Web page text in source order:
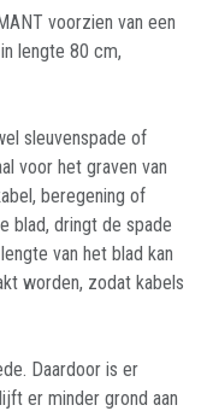
voorzien van een
lengte 80 cm,
sleuvenspade of
voor het graven van
beregening of
blad, dringt de spade
van het blad kan
worden, zodat kabels
Daardoor is er
er minder grond aan